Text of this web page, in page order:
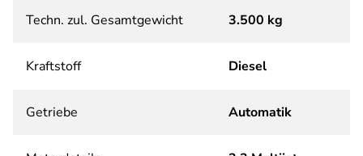
Techn. zul. Gesamtgewicht 3.500 kg
Kraftstoff Diesel
Getriebe Automatik